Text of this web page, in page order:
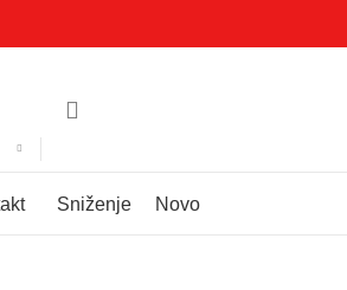
Sniženje Novo